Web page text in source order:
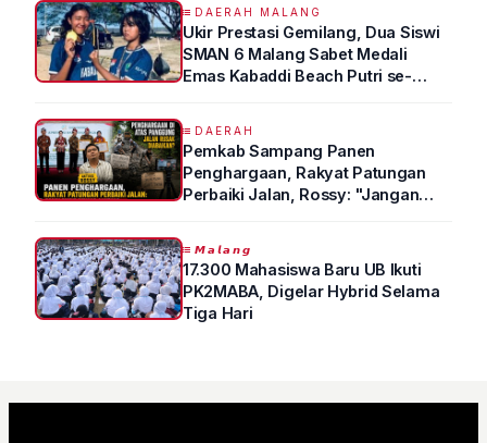
DAERAH MALANG
Ukir Prestasi Gemilang, Dua Siswi
SMAN 6 Malang Sabet Medali
Emas Kabaddi Beach Putri se-
DAERAH
Pemkab Sampang Panen
Penghargaan, Rakyat Patungan
Perbaiki Jalan, Rossy: "Jangan
𝙈𝙖𝙡𝙖𝙣𝙜
17.300 Mahasiswa Baru UB Ikuti
PK2MABA, Digelar Hybrid Selama
Tiga Hari